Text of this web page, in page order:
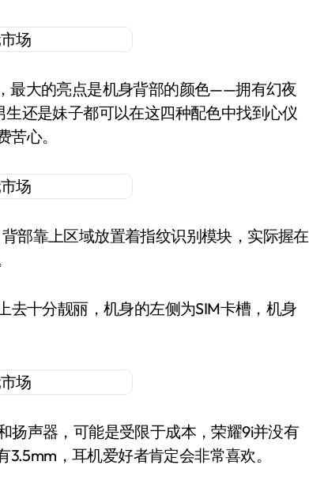
最大的亮点是机身背部的颜色——拥有幻夜
还是妹子都可以在这四种配色中找到心仪
心。
部靠上区域放置着指纹识别模块，实际握在
去十分靓丽，机身的左侧为SIM卡槽，机身
扬声器，可能是受限于成本，荣耀9i并没有
，耳机爱好者肯定会非常喜欢。